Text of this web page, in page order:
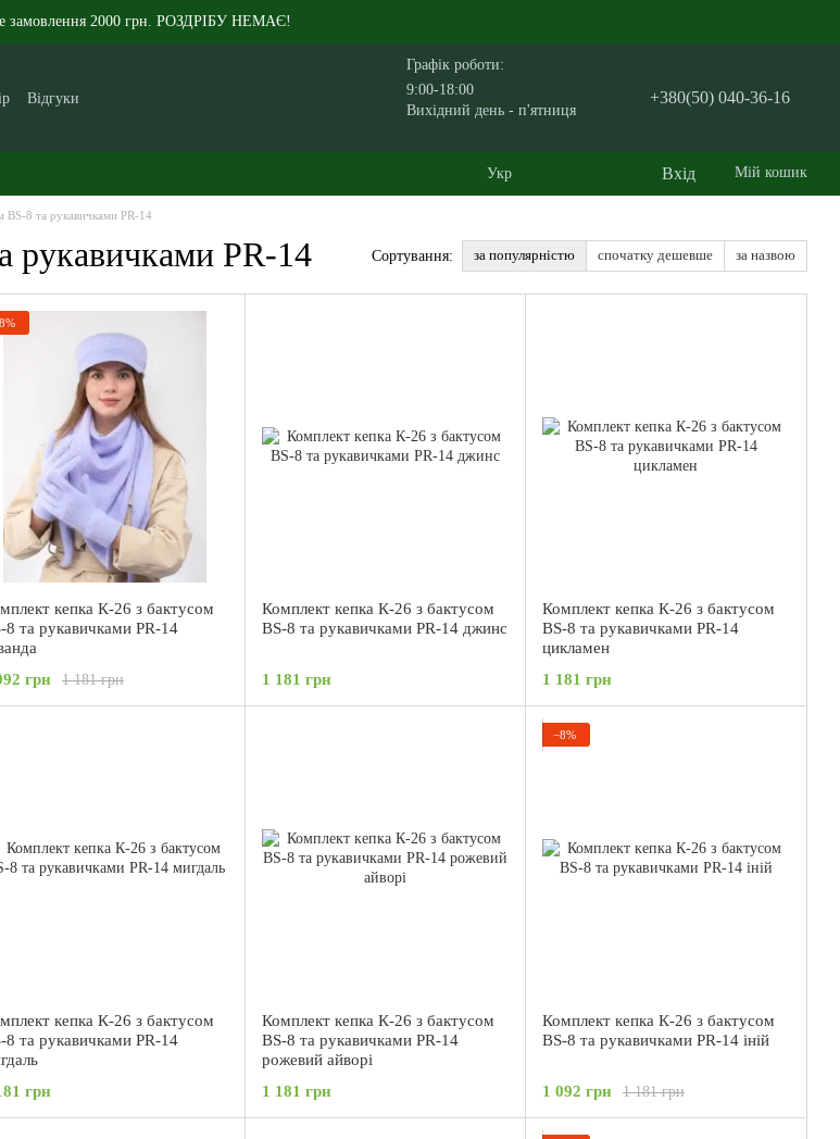
замовлення 2000 грн. РОЗДРІБУ НЕМАЄ!
Відгуки
Графік роботи:
9:00-18:00
Вихідний день - п'ятниця
+380(50) 040-36-16
Укр Вхід Мій кошик
BS-8 та рукавичками PR-14
рукавичками PR-14 Сортування: за популярністю спочатку дешевше за назвою
кепка К-26 з бактусом
8 та рукавичками PR-14
1 181 грн
грн
Комплект кепка К-26 з бактусом
BS-8 та рукавичками PR-14 джинс
1 181 грн
Комплект кепка К-26 з бактусом
BS-8 та рукавичками PR-14
цикламен
1 181 грн
кепка К-26 з бактусом
8 та рукавичками PR-14
грн
Комплект кепка К-26 з бактусом
BS-8 та рукавичками PR-14
рожевий айворі
1 181 грн
−8%
Комплект кепка К-26 з бактусом
BS-8 та рукавичками PR-14 іній
1 181 грн
1 092 грн